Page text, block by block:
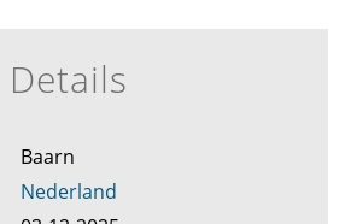
Details
Baarn
Nederland